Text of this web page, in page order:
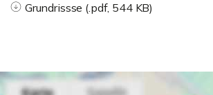
Grundrissse (.pdf, 544 KB)